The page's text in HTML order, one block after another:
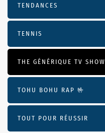
TENDANCES
TENNIS
THE GÉNÉRIQUE TV SHOW
TOHU BOHU RAP 🤟
TOUT POUR RÉUSSIR